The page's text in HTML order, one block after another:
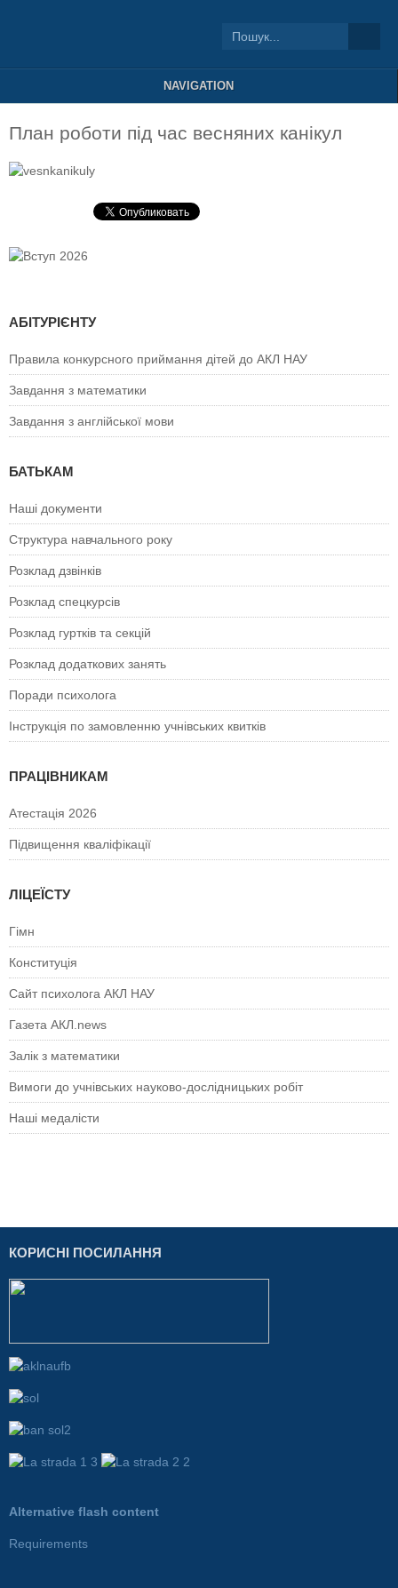
NAVIGATION
План роботи під час весняних канікул
АБІТУРІЄНТУ
Правила конкурсного приймання дітей до АКЛ НАУ
Завдання з математики
Завдання з англійської мови
БАТЬКАМ
Наші документи
Структура навчального року
Розклад дзвінків
Розклад спецкурсiв
Розклад гуртків та секцій
Розклад додаткових занять
Поради психолога
Інструкція по замовленню учнівських квитків
ПРАЦІВНИКАМ
Атестація 2026
Підвищення кваліфікації
ЛІЦЕЇСТУ
Гімн
Конституція
Сайт психолога АКЛ НАУ
Газета АКЛ.news
Залік з математики
Вимоги до учнівських науково-дослідницьких робіт
Наші медалісти
КОРИСНІ ПОСИЛАННЯ
Alternative flash content
Requirements